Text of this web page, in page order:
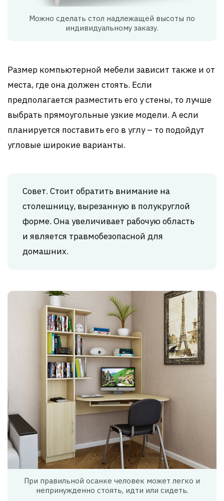
Можно сделать стол надлежащей высоты по
индивидуальному заказу.
Размер компьютерной мебели зависит также и от
места, где она должен стоять. Если
предполагается разместить его у стены, то лучше
выбрать прямоугольные узкие модели. А если
планируется поставить его в углу – то подойдут
угловые широкие варианты.
Совет. Стоит обратить внимание на
столешницу, вырезанную в полукруглой
форме. Она увеличивает рабочую область
и является травмобезопасной для
домашних.
При правильной осанке человек может легко и
непринужденно стоять, идти или сидеть.